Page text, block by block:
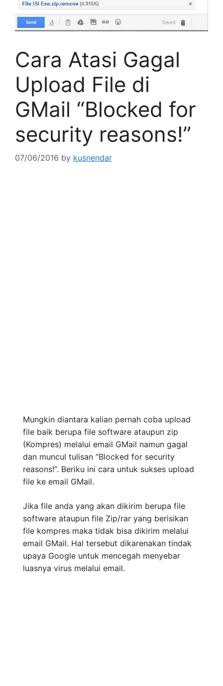
Cara Atasi Gagal
Upload File di
GMail “Blocked for
security reasons!”
07/06/2016 by kusnendar
Mungkin diantara kalian pernah coba upload
file baik berupa file software ataupun zip
(Kompres) melalui email GMail namun gagal
dan muncul tulisan “Blocked for security
reasons!“. Beriku ini cara untuk sukses upload
file ke email GMail.
Jika file anda yang akan dikirim berupa file
software ataupun file Zip/rar yang berisikan
file kompres maka tidak bisa dikirim melalui
email GMail. Hal tersebut dikarenakan tindak
upaya Google untuk mencegah menyebar
luasnya virus melalui email.